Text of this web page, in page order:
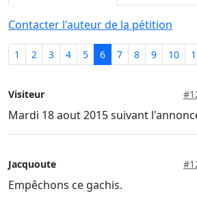
Contacter l'auteur de la pétition
1 2 3 4 5 6 7 8 9 10
Visiteur
Mardi 18 aout 2015 suivant
Jacquoute
Empêchons ce gachis.